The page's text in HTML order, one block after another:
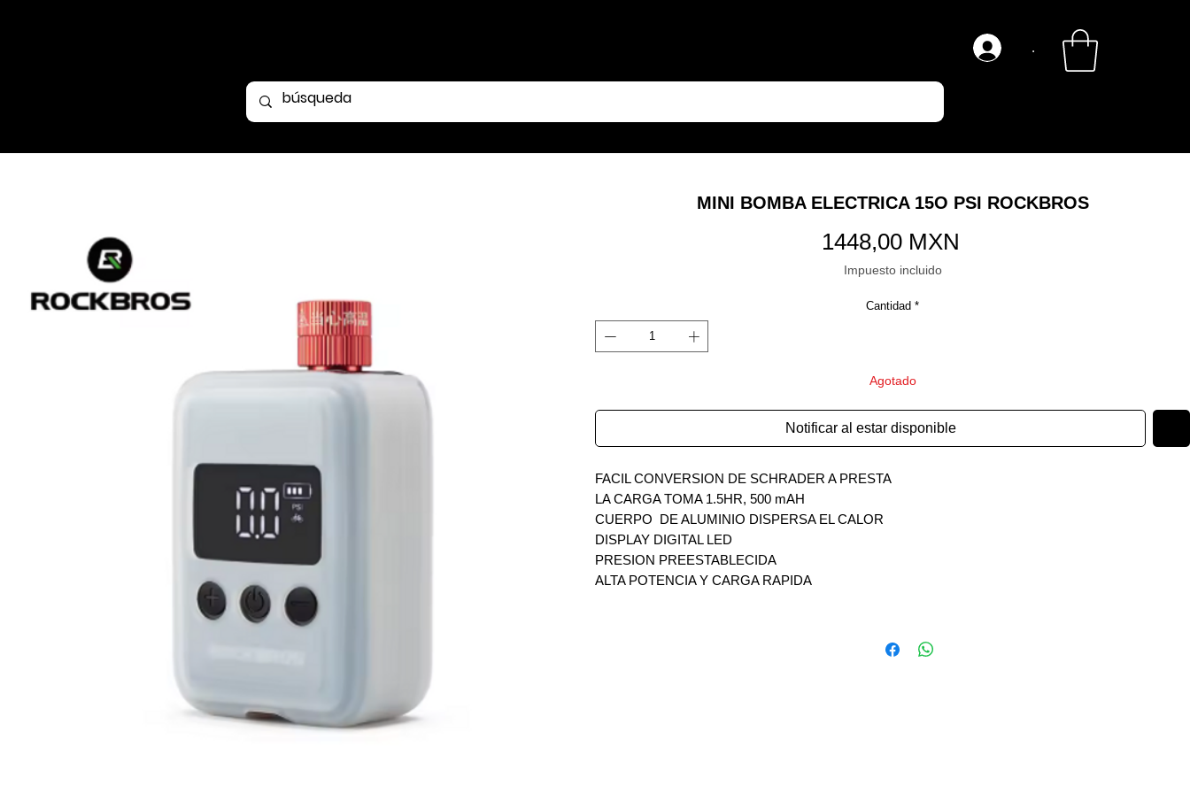
.
MINI BOMBA ELECTRICA 15O PSI ROCKBROS
1448,00 MXN
Impuesto incluido
Cantidad *
Agotado
Notificar al estar disponible
FACIL CONVERSION DE SCHRADER A PRESTA
LA CARGA TOMA 1.5HR, 500 mAH
CUERPO DE ALUMINIO DISPERSA EL CALOR
DISPLAY DIGITAL LED
PRESION PREESTABLECIDA
ALTA POTENCIA Y CARGA RAPIDA